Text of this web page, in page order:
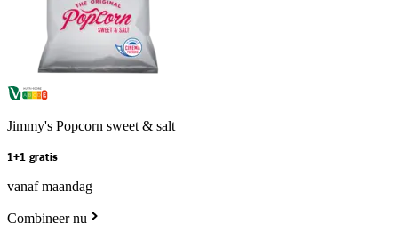
Jimmy's Popcorn sweet & salt
1+1 gratis
vanaf maandag
Combineer nu